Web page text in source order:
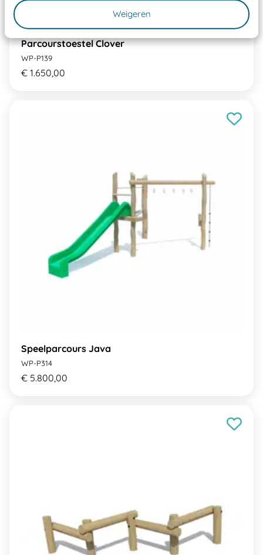
Weigeren
Parcourstoestel Clover
WP-P139
€ 1.650,00
Speelparcours Java
WP-P314
€ 5.800,00